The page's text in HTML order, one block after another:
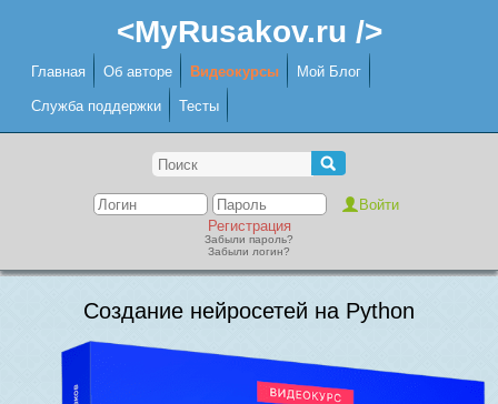
<MyRusakov.ru />
Главная Об авторе Видеокурсы Мой Блог
Служба поддержки Тесты
Регистрация
Забыли пароль?
Забыли логин?
Создание нейросетей на Python